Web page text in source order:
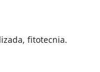
fitotecnia.